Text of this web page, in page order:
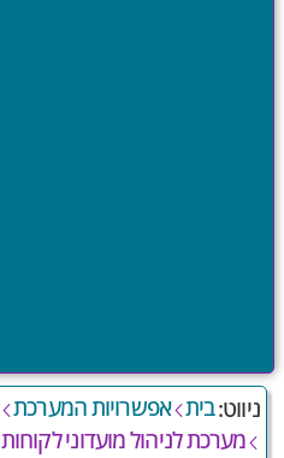
ניווט:בית אפשרויות המערכת
מערכת לניהול מועדוני לקוחות